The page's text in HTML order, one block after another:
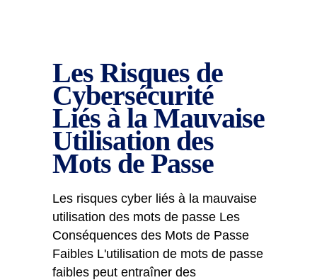
Les Risques de
Cybersécurité
Liés à la Mauvaise
Utilisation des
Mots de Passe
Les risques cyber liés à la mauvaise
utilisation des mots de passe Les
Conséquences des Mots de Passe
Faibles L'utilisation de mots de passe
faibles peut entraîner des